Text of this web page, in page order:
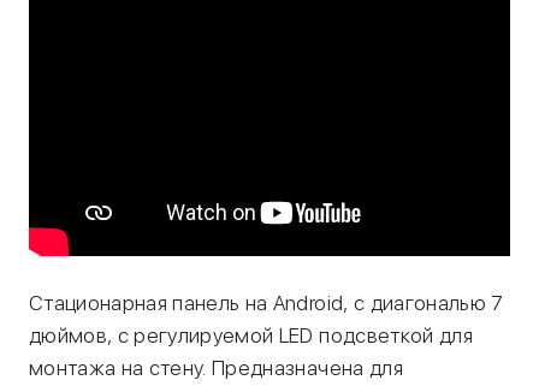
Стационарная панель на Android, с диагональю 7
дюймов, с регулируемой LED подсветкой для
монтажа на стену. Предназначена для